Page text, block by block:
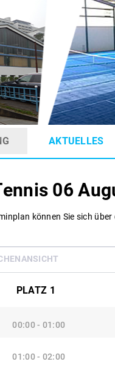
AKTUELLES
06
können Sie sich
PLATZ 1
00:00 - 01:00
01:00 - 02:00